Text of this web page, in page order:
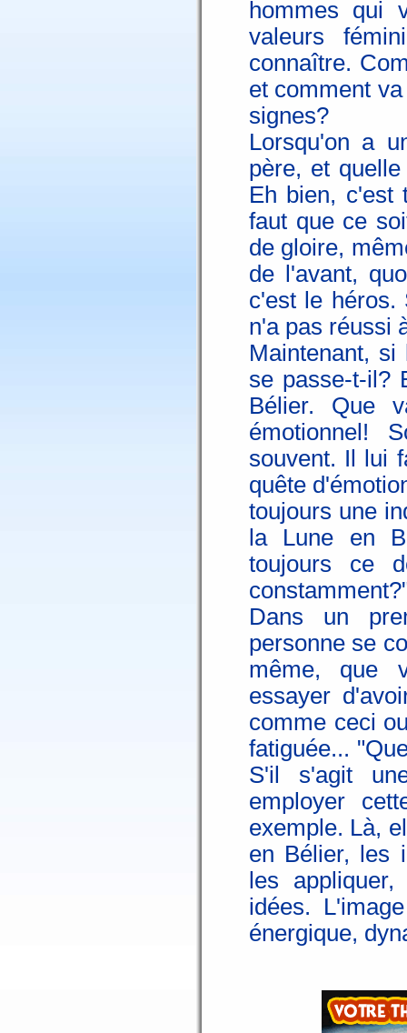
hommes qui
valeurs
connaître.
et comment
signes?
Lorsqu'on a
père, et
Eh bien, c'est
faut que ce
de gloire,
de l'avant,
c'est le héros.
n'a pas réussi
Maintenant,
se passe-t-il?
Bélier. Que
émotionnel!
souvent. Il lui
quête
toujours une
la Lune en
toujours ce
Dans un
personne se
même, que
essayer
comme ceci
fatiguée...
S'il s'agit
employer
exemple. Là,
en Bélier, les
les
idées.
énergique,